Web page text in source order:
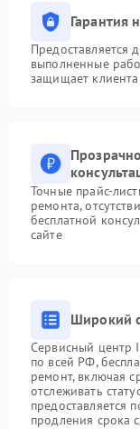
Гарантия
Предоставляется
выполненные
защищает
Точные прайс-
ремонта,
бесплатной
сайте
Широкий
Сервисный центр
по всей РФ,
ремонт, включая
отслеживать
предоставляется
продления срока